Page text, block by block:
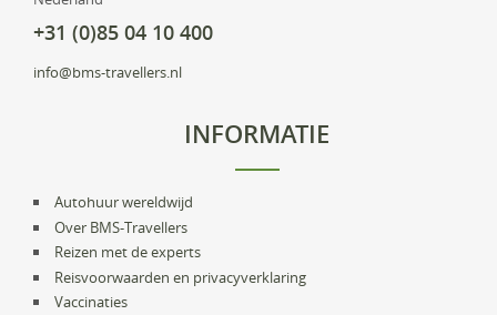
+31 (0)85 04 10 400
info@bms-travellers.nl
INFORMATIE
Autohuur wereldwijd
Over BMS-Travellers
Reizen met de experts
Reisvoorwaarden en privacyverklaring
Vaccinaties